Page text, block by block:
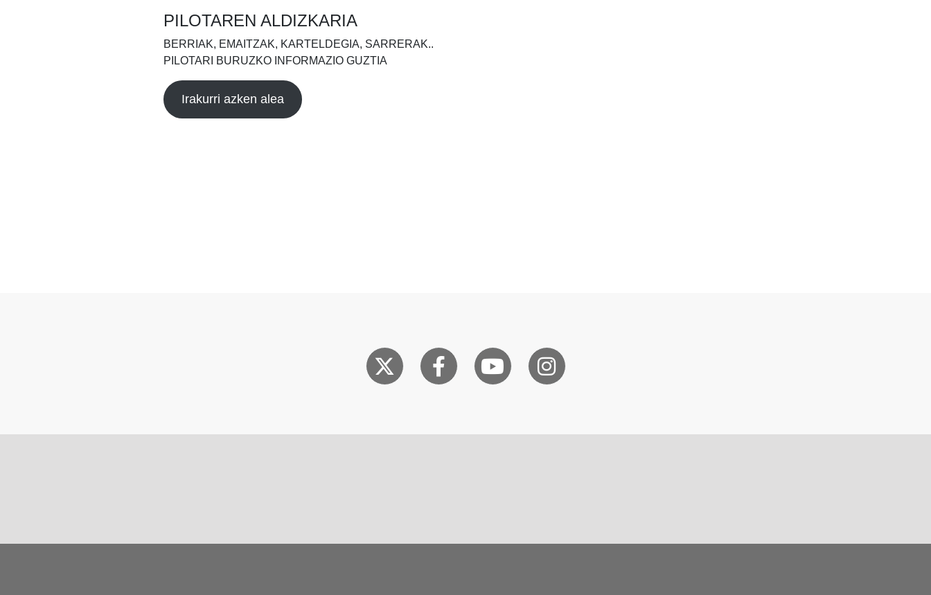
PILOTAREN ALDIZKARIA
BERRIAK, EMAITZAK, KARTELDEGIA, SARRERAK..
PILOTARI BURUZKO INFORMAZIO GUZTIA
Irakurri azken alea